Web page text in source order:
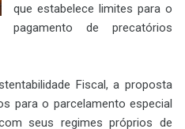
que estabelece limites para o
pagamento de precatórios
Fiscal, a proposta
para o parcelamento especial
seus regimes próprios de